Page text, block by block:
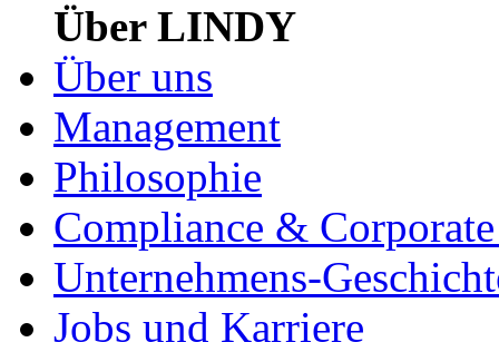
Über LINDY
Über uns
Management
Philosophie
Compliance &
Unternehmens-
Jobs und Karriere